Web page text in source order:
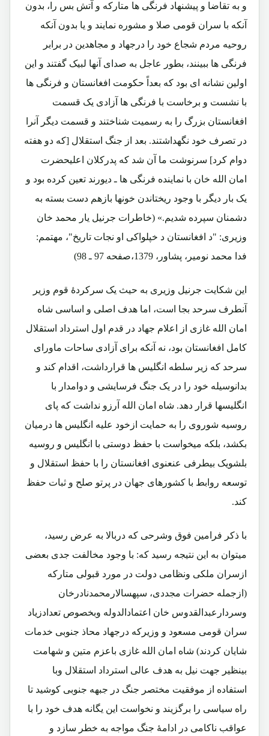
و به تقاضا و پیشنهاد فرنگی ها متارکه و آتش بس را، بدون
آنکه با سران قومی صلا و مشوره نمایند و یا بدون آنکه
روحیه مردم شجاع خود را درجهاد و مجاهدین در برابر
فرنگی ها ببینند، بطور عاجل به صدای آنها لبیک گفتند و این
اولین نشانه ای بود که بعداً حکومت افغانستان و فرنگی ها
با نشست و برخاست با فرنگی ها آزادی یک قسمت
افغانستان بزرگ را به رسمیت شناختند و قسمت دیگر آنرا
در تصرف خود نگهداشتند. بعد از جنگ استقلال [که دو هفته
دوام کرد] سرنوشت ما آن شد که پدرکلان اعلیحضرت
امان الله خان با نماینده فرنگی ها ـ دیورند تعین کرده بود و
یک بار دیگر با وجود ریختاندن خونها بازهم دست بسته به
دشمنان سپرده شدیم.» (خاطرات جرنیل یار محمد خان
وزیری: "د افغانستان د خپلواکی او نجات تاریخ"، مهتمم:
فدا محمد نومیر، پشاور، 1379،صفحه 97 ـ 98)
این شکایت جرنیل وزیری به حیث یک سرکردۀ قوم وزیر
آنطرف سرحد بجا است، اما هدف اصلی و اساسی شاه
امان الله غازی از اعلام جهاد در قدم اول استرداد استقلال
کامل افغانستان بود، نه آنکه برای آزادی ساحات ماورای
سرحد که زیر سلطه انگلیس ها قرارداشت، اقدام کند و
بدانوسیله خود را در یک جنگ فرسایشی و دوامدار با
انگلیسها قرار دهد. شاه امان الله آرزو نداشت که پای
روسیه شوروی را به حمایت ازخود علیه انگلیس ها درمیان
بکشد، بلکه میخواست با حفظ دوستی با انگلیس و روسیه
بلشویک بیطرفی عنعنوی افغانستان را با حفظ استقلال و
توسعه روابط با کشورهای جهان در پرتو صلح و ثبات حفظ
کند.
با ذکر فرامین فوق وشرحی که دربالا به عرض رسید،
میتوان به این نتیجه رسید که: با وجود مخالفت جدی بعضی
ازسران ملکی ونظامی دولت در مورد قبولی متارکه
(ازجمله حضرات مجددی، سپهسالارمحمدنادرخان
وسردارعبدالقدوس خان اعتمادالدوله وبخصوص تعدادزیاد
سران قومی مسعود و وزیرکه درجهاد محاذ جنوبی خدمات
شایان کردند) شاه امان الله غازی باعزم متین و شهامت
بینظیر جهت نیل به هدف عالی استرداد استقلال وبا
استفاده از موفقیت مختصر جنگ در جبهه جنوبی کوشید تا
راه سیاسی را برگزیند و نخواست این یگانه هدف خود را با
عواقب ناکامی در ادامۀ جنگ مواجه به خطر سازد و